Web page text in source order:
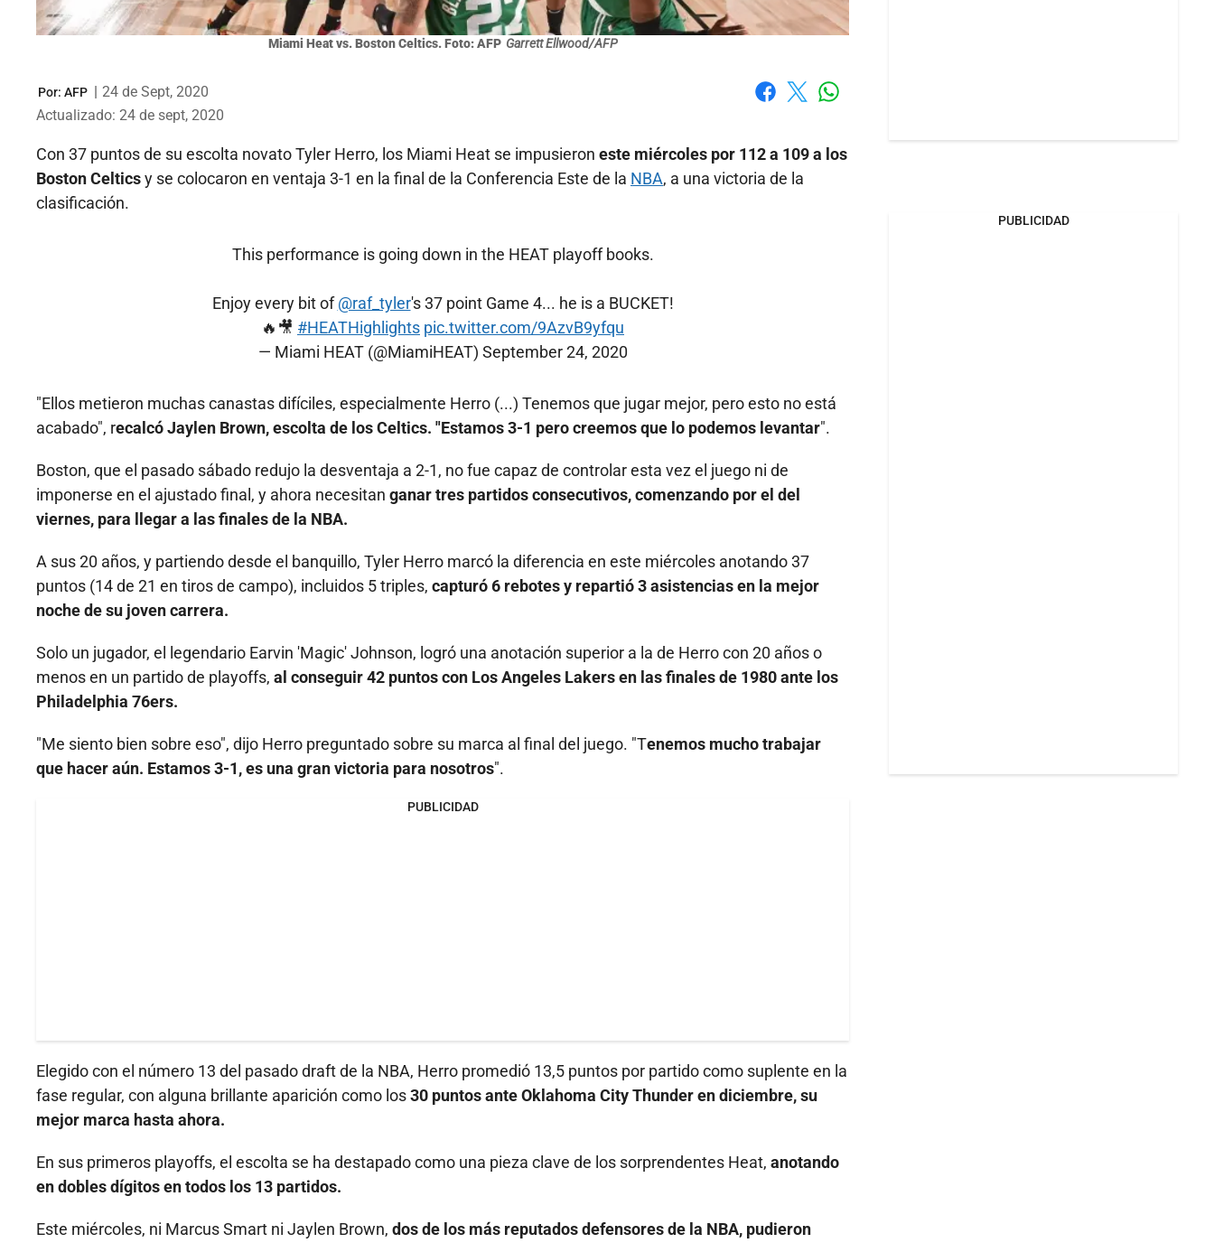
Miami Heat vs. Boston Celtics. Foto: AFP Garrett Ellwood/AFP
Por: AFP | 24 de Sept, 2020
Actualizado: 24 de sept, 2020
Con 37 puntos de su escolta novato Tyler Herro, los Miami Heat se impusieron este miércoles por 112 a 109 a los
Boston Celticsy se colocaron en ventaja 3-1 en la final de la Conferencia Este de la NBA, a una victoria de la
clasificación.
This performance is going down in the HEAT playoff books.
Enjoy every bit of@raf_tyler's 37 point Game 4... he is a BUCKET!
🔥🎥 #HEATHighlights pic.twitter.com/9AzvB9yfqu
— Miami HEAT (@MiamiHEAT) September 24, 2020
"Ellos metieron muchas canastas difíciles, especialmente Herro (...) Tenemos que jugar mejor, pero esto no está
acabado", recalcó Jaylen Brown, escolta de los Celtics. "Estamos 3-1 pero creemos que lo podemos levantar".
Boston, que el pasado sábado redujo la desventaja a 2-1, no fue capaz de controlar esta vez el juego ni de
imponerse en el ajustado final, y ahora necesitan ganar tres partidos consecutivos, comenzando por el del
viernes, para llegar a las finales de la NBA.
A sus 20 años, y partiendo desde el banquillo, Tyler Herro marcó la diferencia en este miércoles anotando 37
puntos (14 de 21 en tiros de campo), incluidos 5 triples, capturó 6 rebotes y repartió 3 asistencias en la mejor
noche de su joven carrera.
Solo un jugador, el legendario Earvin 'Magic' Johnson, logró una anotación superior a la de Herro con 20 años o
menos en un partido de playoffs, al conseguir 42 puntos con Los Angeles Lakers en las finales de 1980 ante los
Philadelphia 76ers.
"Me siento bien sobre eso", dijo Herro preguntado sobre su marca al final del juego. "Tenemos mucho trabajar
que hacer aún. Estamos 3-1, es una gran victoria para nosotros".
PUBLICIDAD
Elegido con el número 13 del pasado draft de la NBA, Herro promedió 13,5 puntos por partido como suplente en la
fase regular, con alguna brillante aparición como los30 puntos ante Oklahoma City Thunder en diciembre, su
mejor marca hasta ahora.
En sus primeros playoffs, el escolta se ha destapado como una pieza clave de los sorprendentes Heat, anotando
en dobles dígitos en todos los 13 partidos.
Este miércoles, ni Marcus Smart ni Jaylen Brown, dos de los más reputados defensores de la NBA, pudieron
PUBLICIDAD